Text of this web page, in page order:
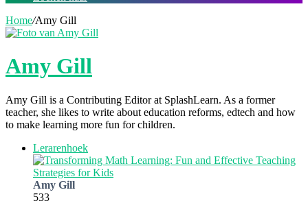
Home/Amy Gill
Amy Gill
Amy Gill is a Contributing Editor at SplashLearn. As a former
teacher, she likes to write about education reforms, edtech and how
to make learning more fun for children.
Lerarenhoek
Amy Gill
533